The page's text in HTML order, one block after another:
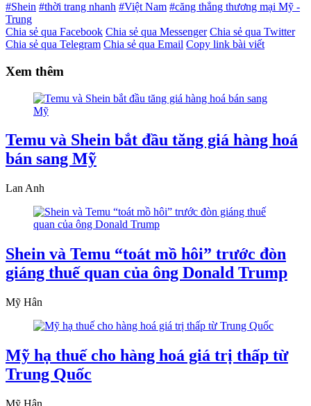
#Shein #thời trang nhanh #Việt Nam #căng thẳng thương mại Mỹ -
Trung
Chia sẻ qua Facebook Chia sẻ qua Messenger Chia sẻ qua Twitter
Chia sẻ qua Telegram Chia sẻ qua Email Copy link bài viết
Xem thêm
Temu và Shein bắt đầu tăng giá hàng hoá
bán sang Mỹ
Lan Anh
Shein và Temu “toát mồ hôi” trước đòn
giáng thuế quan của ông Donald Trump
Mỹ Hân
Mỹ hạ thuế cho hàng hoá giá trị thấp từ
Trung Quốc
Mỹ Hân